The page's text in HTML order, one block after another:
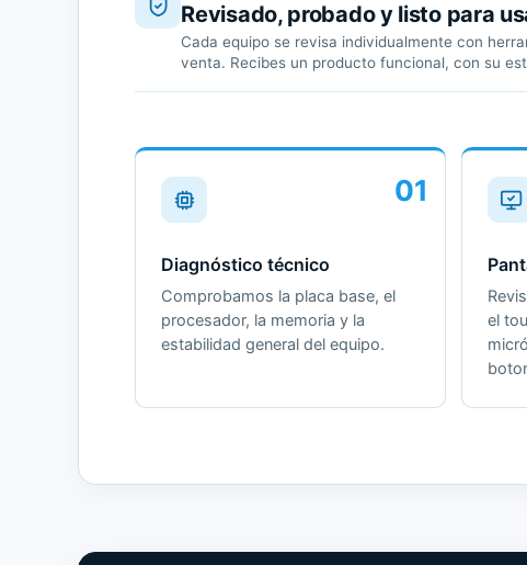
Revisado, probado y listo para
Cada equipo se revisa individualmente con
venta. Recibes un producto funcional, con su
01
Diagnóstico técnico
Comprobamos la placa base, el
procesador, la memoria y la
estabilidad general del equipo.
el